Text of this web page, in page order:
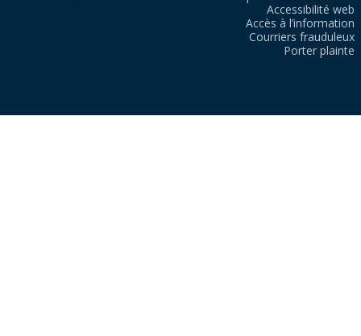
Accessibilité web
Accès à l’information
Courriers frauduleux
Porter plainte